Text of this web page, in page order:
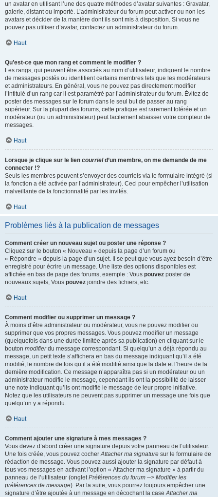
un avatar en utilisant l’une des quatre méthodes d’avatar suivantes : Gravatar,
galerie, distant ou importé. L’administrateur du forum peut activer ou non les
avatars et décider de la manière dont ils sont mis à disposition. Si vous ne
pouvez pas utiliser d’avatar, contactez un administrateur du forum.
Haut
Qu’est-ce que mon rang et comment le modifier ?
Les rangs, qui peuvent être associés au nom d’utilisateur, indiquent le nombre
de messages postés ou identifient certains membres tels que les modérateurs
et administrateurs. En général, vous ne pouvez pas directement modifier
l’intitulé d’un rang car il est paramétré par l’administrateur du forum. Évitez de
poster des messages sur le forum dans le seul but de passer au rang
supérieur. Sur la plupart des forums, cette pratique est rarement tolérée et un
modérateur (ou un administrateur) peut facilement abaisser votre compteur de
messages.
Haut
Lorsque je clique sur le lien courrield’un membre, on me demande de me
connecter !?
Seuls les membres peuvent s’envoyer des courriels via le formulaire intégré (si
la fonction a été activée par l’administrateur). Ceci pour empêcher l’utilisation
malveillante de la fonctionnalité par les invités.
Haut
Problèmes liés à la publication de messages
Comment créer un nouveau sujet ou poster une réponse ?
Cliquez sur le bouton « Nouveau » depuis la page d’un forum ou
« Répondre » depuis la page d’un sujet. Il se peut que vous ayez besoin d’être
enregistré pour écrire un message. Une liste des options disponibles est
affichée en bas de page des forums, exemple : Vous pouvez poster de
nouveaux sujets, Vous pouvez joindre des fichiers, etc.
Haut
Comment modifier ou supprimer un message ?
À moins d’être administrateur ou modérateur, vous ne pouvez modifier ou
supprimer que vos propres messages. Vous pouvez modifier un message
(quelquefois dans une durée limitée après sa publication) en cliquant sur le
bouton modifierdu message correspondant. Si quelqu’un a déjà répondu au
message, un petit texte s’affichera en bas du message indiquant qu’il a été
modifié, le nombre de fois qu’il a été modifié ainsi que la date et l’heure de la
dernière modification. Ce message n’apparaîtra pas si un modérateur ou un
administrateur modifie le message, cependant ils ont la possibilité de laisser
une note indiquant qu’ils ont modifié le message de leur propre initiative.
Notez que les utilisateurs ne peuvent pas supprimer un message une fois que
quelqu’un y a répondu.
Haut
Comment ajouter une signature à mes messages ?
Vous devez d’abord créer une signature depuis votre panneau de l’utilisateur.
Une fois créée, vous pouvez cocherAttacher ma signature sur le formulaire de
rédaction de message. Vous pouvez aussi ajouter la signature par défaut à
tous vos messages en activant l’option « Attacher ma signature » à partir du
panneau de l’utilisateur (ongletPréférences du forum --> Modifier les
préférences de message). Par la suite, vous pourrez toujours empêcher une
signature d’être ajoutée à un message en décochant la caseAttacher ma